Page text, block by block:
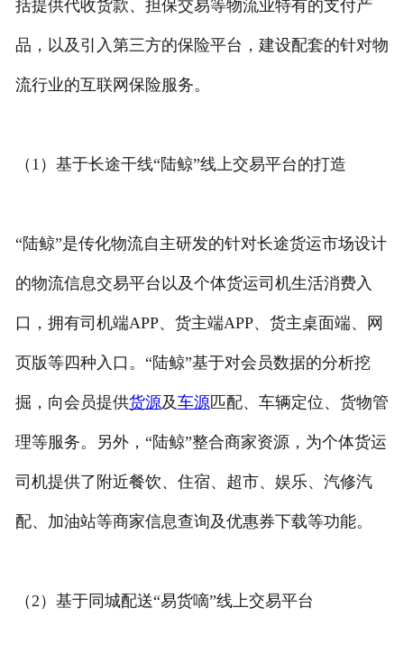
括提供代收货款、担保交易等物流业特有的支付产
品，以及引入第三方的保险平台，建设配套的针对物
流行业的互联网保险服务。
（1）基于长途干线“陆鲸”线上交易平台的打造
“陆鲸”是传化物流自主研发的针对长途货运市场设计
的物流信息交易平台以及个体货运司机生活消费入
口，拥有司机端APP、货主端APP、货主桌面端、网
页版等四种入口。“陆鲸”基于对会员数据的分析挖
掘，向会员提供货源及车源匹配、车辆定位、货物管
理等服务。另外，“陆鲸”整合商家资源，为个体货运
司机提供了附近餐饮、住宿、超市、娱乐、汽修汽
配、加油站等商家信息查询及优惠券下载等功能。
（2）基于同城配送“易货嘀”线上交易平台